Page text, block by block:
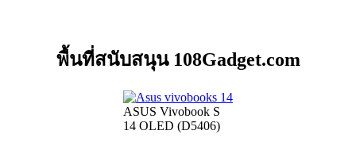
พื้นที่สนับสนุน 108Gadget.com
ASUS Vivobook S
14 OLED (D5406)